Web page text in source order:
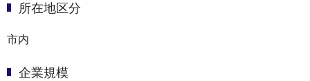
所在地区分
市内
企業規模